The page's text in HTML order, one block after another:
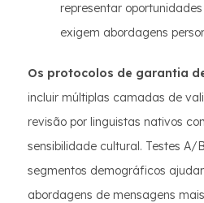
representar
exigem abordagens
Os protocolos de garantia
incluir múltiplas camadas de
revisão por linguistas nativos
sensibilidade cultural. Testes A/
segmentos demográficos
abordagens de mensagens